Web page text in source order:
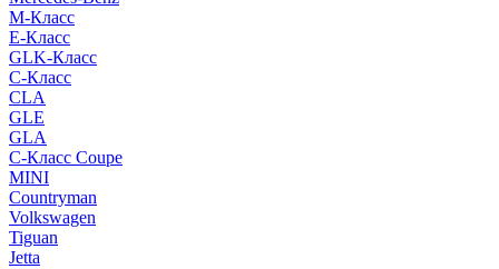
M-Класс
E-Класс
GLK-Класс
C-Класс
CLA
GLE
GLA
C-Класс Coupe
MINI
Countryman
Volkswagen
Tiguan
Jetta